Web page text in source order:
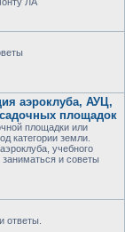
аэроклуба, АУЦ,
площадок
площадки или
категории земли.
учебного
заниматься и советы
ответы.